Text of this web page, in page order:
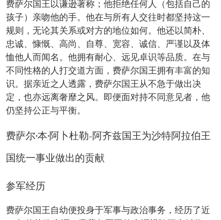
费萨尔国王以谦逊著称；他拒绝任何人（包括自己的
孩子）亲吻他的手。他在与所有人交往时都坚持这一
规则，无论其关系或对方的地位如何。他还以简朴、
忠诚、慷慨、高尚、自尊、宽容、诚信、严谨以及体
恤他人而闻名。他拥有耐心、远见卓识等品质。在与
不同性格的人打交道方面，费萨尔国王拥有丰富的知
识。据亲近之人透露，费萨尔国王从不急于做出决
定，也亦远离奢靡之风。即便面对持不同意见者，他
仍坚持公正与平衡。
费萨尔·本·阿卜杜勒-阿齐兹国王为沙特阿拉伯王
国统一事业做出的贡献
参军经历
费萨尔国王自幼便投身于军事与政治事务，经历了近